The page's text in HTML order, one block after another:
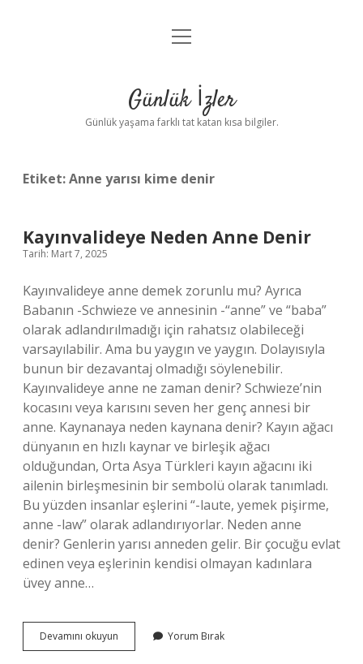
Anasayfa
Yasal Uyarı
menüyü
Günlük İzler
Günlük yaşama farklı tat katan kısa bilgiler.
Etiket:Anne yarısı kime denir
Kayınvalideye Neden Anne Denir
Tarih: Mart 7, 2025
Kayınvalideye anne demek zorunlu mu? Ayrıca
Babanın -Schwieze ve annesinin -“anne” ve “baba”
olarak adlandırılmadığı için rahatsız olabileceği
varsayılabilir. Ama bu yaygın ve yaygın. Dolayısıyla
bunun bir dezavantaj olmadığı söylenebilir.
Kayınvalideye anne ne zaman denir? Schwieze’nin
kocasını veya karısını seven her genç annesi bir
anne. Kaynanaya neden kaynana denir? Kayın ağacı
dünyanın en hızlı kaynar ve birleşik ağacı
olduğundan, Orta Asya Türkleri kayın ağacını iki
ailenin birleşmesinin bir sembolü olarak tanımladı.
Bu yüzden insanlar eşlerini “-laute, yemek pişirme,
anne -law” olarak adlandırıyorlar. Neden anne
denir? Genlerin yarısı anneden gelir. Bir çocuğu evlat
edinen veya eşlerinin kendisi olmayan kadınlara
üvey anne…
Devamını okuyun Kayınvalideye
Neden
Yorum Bırak